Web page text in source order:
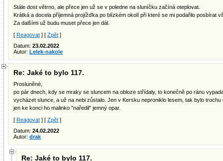
Stále dost větrno, ale přece jen už se v poledne na sluníčku začíná oteplovat.
Krátká a docela příjemná projížďka po blízkém okolí při které se mi podařilo posbírat
Za dalšími už budu muset přece jen dál.
[ Reagovat ] [ Zpět ]
Datum: 23.02.2022
Autor: Lelek-nakole
Re: Jaké to bylo 117.
Prosluněné,
po pár dnech, kdy se mraky se sluncem na obloze střídaly, to konečně po ránu
vycházet slunce, a už na nebi zůstalo. Jen v Kersku neproniklo lesem, tak bylo
jen ke konci ho malinko "naředil" jemný opar.
[ Reagovat ] [ Zpět ]
Datum: 24.02.2022
Autor: drak
Re: Jaké to bylo 117.